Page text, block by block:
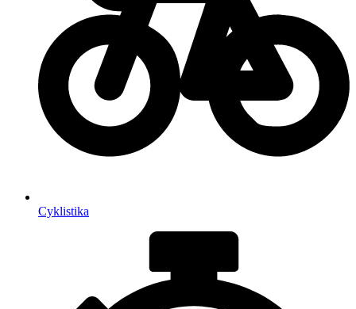
Cyklistika